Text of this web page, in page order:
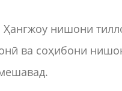
нишони
ва соҳибони